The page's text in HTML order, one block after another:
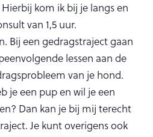
kom ik bij je langs en
van 1,5 uur.
Bij een gedragstraject gaan
lessen aan de
van je hond.
je een pup en wil je een
Dan kan je bij mij terecht
Je kunt overigens ook